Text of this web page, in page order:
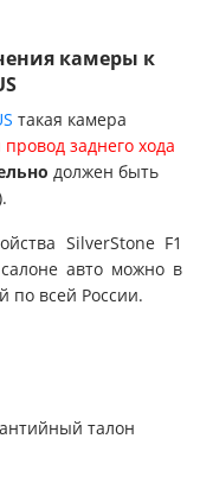
камеры к
такая камера
заднего хода
должен быть
SilverStone F1
авто можно в
по всей России.
талон